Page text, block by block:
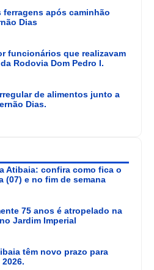
após caminhão
Dias
funcionários que realizavam
Rodovia Dom Pedro I.
de alimentos junto a
Dias.
Atibaia: confira como fica o
(07) e no fim de semana
75 anos é atropelado na
Jardim Imperial
têm novo prazo para